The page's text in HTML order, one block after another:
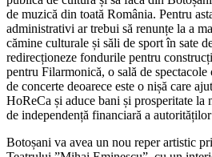
de muzică din toată România. Pentru
administrativi ar trebui să renunțe la a
cămine culturale și săli de sport în sate
redirecționeze fondurile pentru
pentru Filarmonică, o sală de spectacole
de concerte deoarece este o nișă care
HoReCa și aduce bani și prosperitate la
de independență financiară a
Botoșani va avea un nou reper artistic